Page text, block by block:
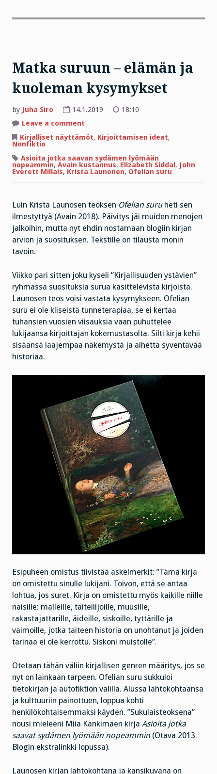
Matka suruun – elämän ja
kuoleman kysymykset
by Juha Siro 14.1.2019
18:10
Leave a comment
suruun
ja
kuoleman
kysymykset
Kirjalliset näyttämöt, Kirjoittamisen ideat,
Nonfiktio
Asioita jotka saavan sydämen lyömään
nopeammin, Avain kustannus, Elizabeth Siddal, John
Everett Millais, Krista Launonen, Ofelian suru
Luin Krista Launosen teoksen Ofelian suruheti sen
ilmestyttyä (Avain 2018). Päivitys jäi muiden menojen
jalkoihin, mutta nyt ehdin nostamaan blogiin kirjan
arvion ja suosituksen. Tekstille on tilausta monin
tavoin.
Viikko pari sitten joku kyseli ”Kirjallisuuden ystävien”
ryhmässä suosituksia surua käsittelevistä kirjoista.
Launosen teos voisi vastata kysymykseen. Ofelian
suru ei ole kliseistä tunneterapiaa, se ei kertaa
tuhansien vuosien viisauksia vaan puhuttelee
lukijaansa kirjoittajan kokemustasolta. Silti kirja kehii
sisäänsä laajempaa näkemystä ja aihetta syventävää
historiaa.
Esipuheen omistus tiivistää askelmerkit: ”Tämä kirja
on omistettu sinulle lukijani. Toivon, että se antaa
lohtua, jos suret. Kirja on omistettu myös kaikille niille
naisille: malleille, taiteilijoille, muusille,
rakastajattarille, äideille, siskoille, tyttärille ja
vaimoille, jotka taiteen historia on unohtanut ja joiden
tarinaa ei ole kerrottu. Siskoni muistolle”.
Otetaan tähän väliin kirjallisen genren määritys, jos se
nyt on lainkaan tarpeen. Ofelian suru sukkuloi
tietokirjan ja autofiktion välillä. Alussa lähtökohtaansa
ja kulttuuriin painottuen, loppua kohti
henkilökohtaisemmaksi käyden. ”Sukulaisteoksena”
nousi mieleeni Miia Kankimäen kirja Asioita jotka
saavat sydämen lyömään nopeammin (Otava 2013.
Blogin ekstralinkki lopussa).
Launosen kirjan lähtökohtana ja kansikuvana on